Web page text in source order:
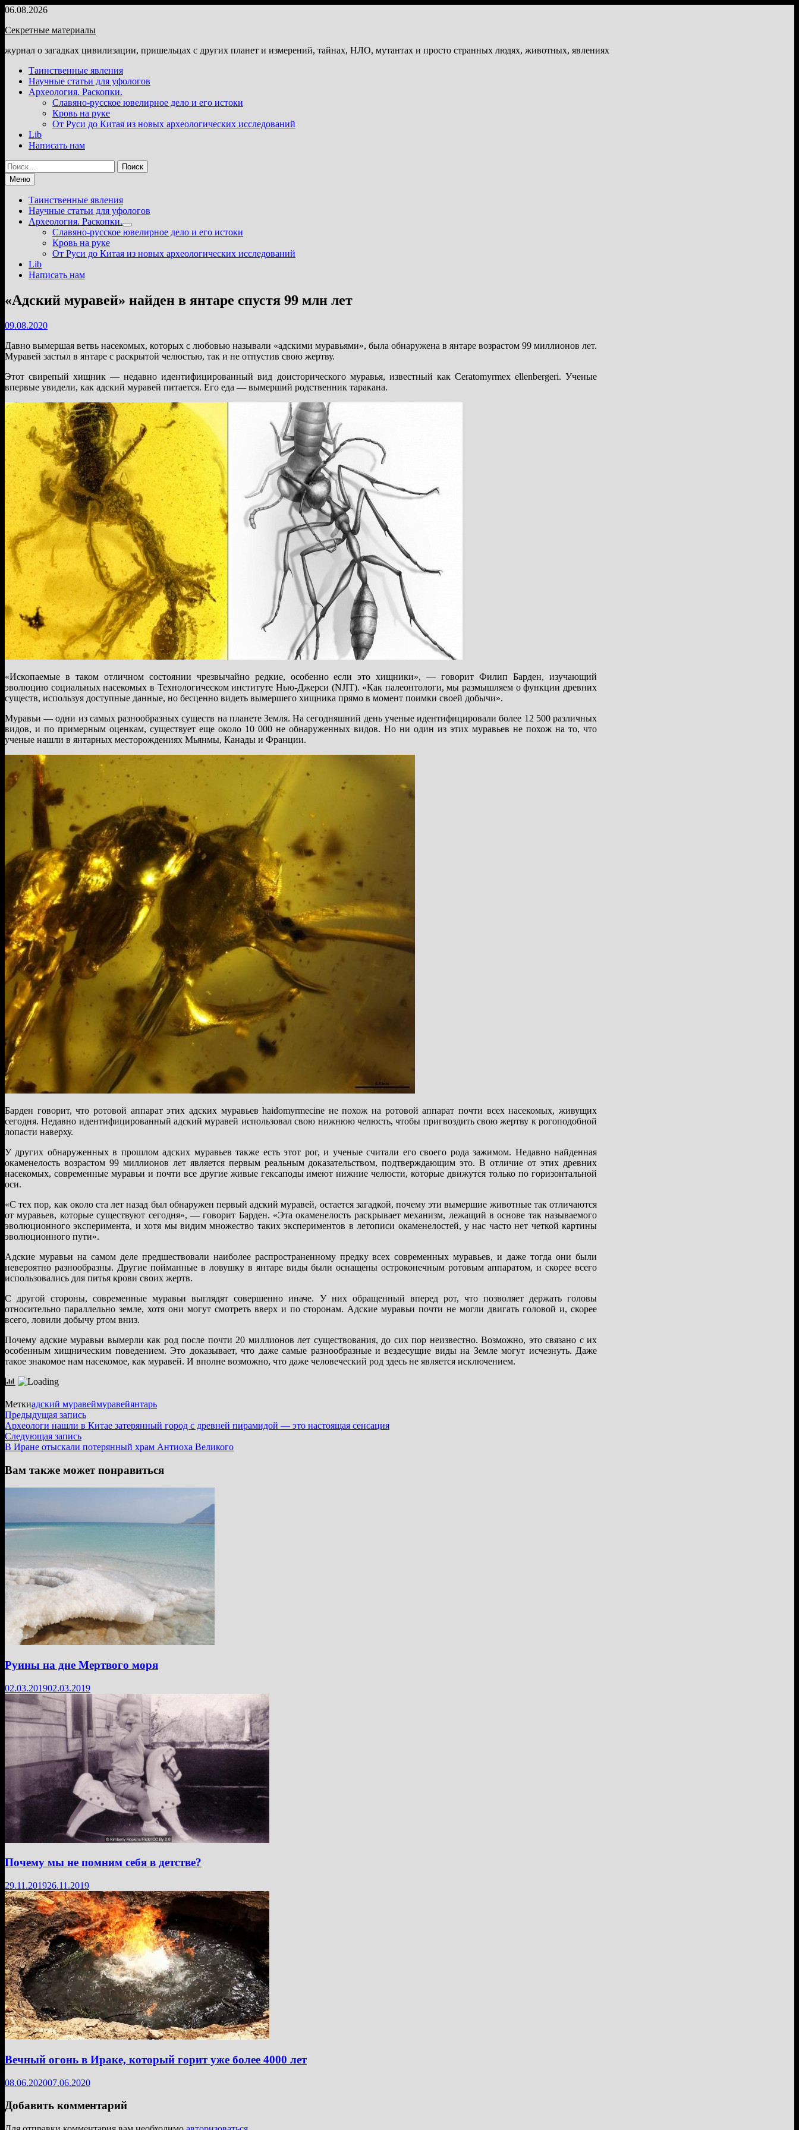
Перейти
содержимому
06.08.2026
Секретные материалы
журнал о загадках цивилизации, пришельцах с других планет и измерений, тайнах, НЛО, мутантах и просто странных людях, животных, явлениях
Таинственные явления
Научные статьи для уфологов
Археология. Раскопки.
Славяно-русское ювелирное дело и его истоки
Кровь на руке
От Руси до Китая из новых археологических исследований
Lib
Написать нам
Найти:
Меню
Таинственные явления
Научные статьи для уфологов
Археология. Раскопки.
Показать
подменю
Славяно-русское ювелирное дело и его истоки
Кровь на руке
От Руси до Китая из новых археологических исследований
Lib
Написать нам
«Адский муравей» найден в янтаре спустя 99 млн лет
09.08.2020
Давно вымершая ветвь насекомых, которых с любовью называли «адскими муравьями», была обнаружена в янтаре возрастом 99 миллионов лет.
Муравей застыл в янтаре с раскрытой челюстью, так и не отпустив свою жертву.
Этот свирепый хищник — недавно идентифицированный вид доисторического муравья, известный как Ceratomyrmex ellenbergeri. Ученые
впервые увидели, как адский муравей питается. Его еда — вымерший родственник таракана.
«Ископаемые в таком отличном состоянии чрезвычайно редкие, особенно если это хищники», — говорит Филип Барден, изучающий
эволюцию социальных насекомых в Технологическом институте Нью-Джерси (NJIT). «Как палеонтологи, мы размышляем о функции древних
существ, используя доступные данные, но бесценно видеть вымершего хищника прямо в момент поимки своей добычи».
Муравьи — одни из самых разнообразных существ на планете Земля. На сегодняшний день ученые идентифицировали более 12 500 различных
видов, и по примерным оценкам, существует еще около 10 000 не обнаруженных видов. Но ни один из этих муравьев не похож на то, что
ученые нашли в янтарных месторождениях Мьянмы, Канады и Франции.
Барден говорит, что ротовой аппарат этих адских муравьев haidomyrmecine не похож на ротовой аппарат почти всех насекомых, живущих
сегодня. Недавно идентифицированный адский муравей использовал свою нижнюю челюсть, чтобы пригвоздить свою жертву к рогоподобной
лопасти наверху.
У других обнаруженных в прошлом адских муравьев также есть этот рог, и ученые считали его своего рода зажимом. Недавно найденная
окаменелость возрастом 99 миллионов лет является первым реальным доказательством, подтверждающим это. В отличие от этих древних
насекомых, современные муравьи и почти все другие живые гексаподы имеют нижние челюсти, которые движутся только по горизонтальной
оси.
«С тех пор, как около ста лет назад был обнаружен первый адский муравей, остается загадкой, почему эти вымершие животные так отличаются
от муравьев, которые существуют сегодня», — говорит Барден. «Эта окаменелость раскрывает механизм, лежащий в основе так называемого
эволюционного эксперимента, и хотя мы видим множество таких экспериментов в летописи окаменелостей, у нас часто нет четкой картины
эволюционного пути».
Адские муравьи на самом деле предшествовали наиболее распространенному предку всех современных муравьев, и даже тогда они были
невероятно разнообразны. Другие пойманные в ловушку в янтаре виды были оснащены остроконечным ротовым аппаратом, и скорее всего
использовались для питья крови своих жертв.
С другой стороны, современные муравьи выглядят совершенно иначе. У них обращенный вперед рот, что позволяет держать головы
относительно параллельно земле, хотя они могут смотреть вверх и по сторонам. Адские муравьи почти не могли двигать головой и, скорее
всего, ловили добычу ртом вниз.
Почему адские муравьи вымерли как род после почти 20 миллионов лет существования, до сих пор неизвестно. Возможно, это связано с их
особенным хищническим поведением. Это доказывает, что даже самые разнообразные и вездесущие виды на Земле могут исчезнуть. Даже
такое знакомое нам насекомое, как муравей. И вполне возможно, что даже человеческий род здесь не является исключением.
Меткиадский муравеймуравейянтарь
Навигация
по
записям
Предыдущая записьПредыдущая
запись:
Археологи нашли в Китае затерянный город с древней пирамидой — это настоящая сенсация
Следующая записьСледующая
запись:
В Иране отыскали потерянный храм Антиоха Великого
Вам также может понравиться
Руины на дне Мертвого моря
02.03.201902.03.2019
Почему мы не помним себя в детстве?
29.11.201926.11.2019
Вечный огонь в Ираке, который горит уже более 4000 лет
08.06.202007.06.2020
Добавить комментарий